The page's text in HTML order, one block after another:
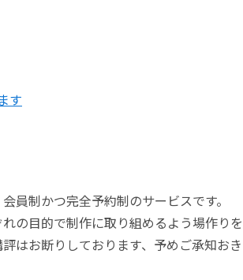
す
員制かつ完全予約制のサービスです。
の目的で制作に取り組めるよう場作り
はお断りしております、予めご承知お